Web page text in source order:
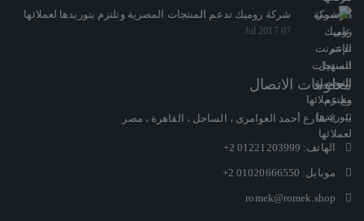
شركة روميك تدعم المنتجات المصرية وتلتزم بتوريدها لعملائها
07 Jul 2017
معلومات الاتصال
8 شارع أحمد العوامرى ، الساحل ، القاهرة ، مصر
الهاتف: +2 01221203999
موبايل: +2 01020666550
romek@romek.shop